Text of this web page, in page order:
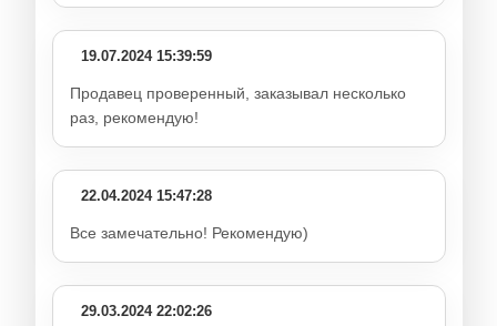
19.07.2024 15:39:59
Продавец проверенный, заказывал несколько
раз, рекомендую!
22.04.2024 15:47:28
Все замечательно! Рекомендую)
29.03.2024 22:02:26